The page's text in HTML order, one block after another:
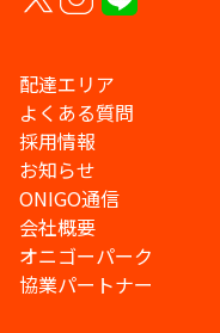
配達エリア
よくある質問
採用情報
お知らせ
ONIGO通信
会社概要
オニゴーパーク
協業パートナー